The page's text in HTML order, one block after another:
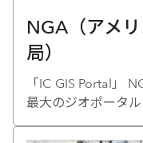
NGA（アメ
局）
「IC GIS Portal」
最大のジオポータル